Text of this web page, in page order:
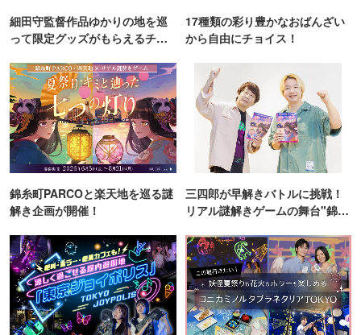
細田守監督作品ゆかりの地を巡
って限定グッズがもらえるチャ
17種類の彩り豊かなおばんざい
から自由にチョイス！
錦糸町PARCOと楽天地を巡る謎
解き企画が開催！
三四郎が早解きバトルに挑戦！
リアル謎解きゲームの舞台"錦糸